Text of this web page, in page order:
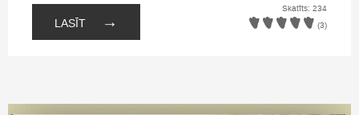
LASĪT →
Skatīts: 234
(3)